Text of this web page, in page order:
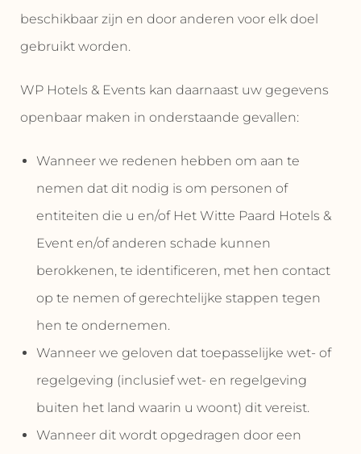
beschikbaar zijn en door anderen voor elk doel
gebruikt worden.
WP Hotels & Events kan daarnaast uw gegevens
openbaar maken in onderstaande gevallen:
Wanneer we redenen hebben om aan te
nemen dat dit nodig is om personen of
entiteiten die u en/of Het Witte Paard Hotels &
Event en/of anderen schade kunnen
berokkenen, te identificeren, met hen contact
op te nemen of gerechtelijke stappen tegen
hen te ondernemen.
Wanneer we geloven dat toepasselijke wet- of
regelgeving (inclusief wet- en regelgeving
buiten het land waarin u woont) dit vereist.
Wanneer dit wordt opgedragen door een